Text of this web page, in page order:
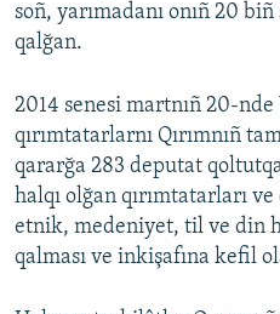
soñ, yarımadanı onıñ 20
qalğan.
2014 senesi martnıñ 20-nde
qırımtatarlarnı Qırımnıñ
qararğa 283 deputat
halqı olğan qırımtatarları
etnik, medeniyet, til ve din
qalması ve inkişafına kefil